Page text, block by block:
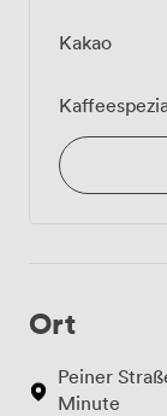
Kakao
Ort
Peiner
Minute